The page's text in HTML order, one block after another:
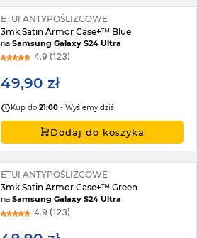
ETUI ANTYPOŚLIZGOWE
3mk Satin Armor Case+™ Blue
naSamsung Galaxy S24 Ultra
4.9 (123)
49,90 zł
Kup do21:00 - Wyślemy dziś
Dodaj do koszyka
ETUI ANTYPOŚLIZGOWE
3mk Satin Armor Case+™ Green
naSamsung Galaxy S24 Ultra
4.9 (123)